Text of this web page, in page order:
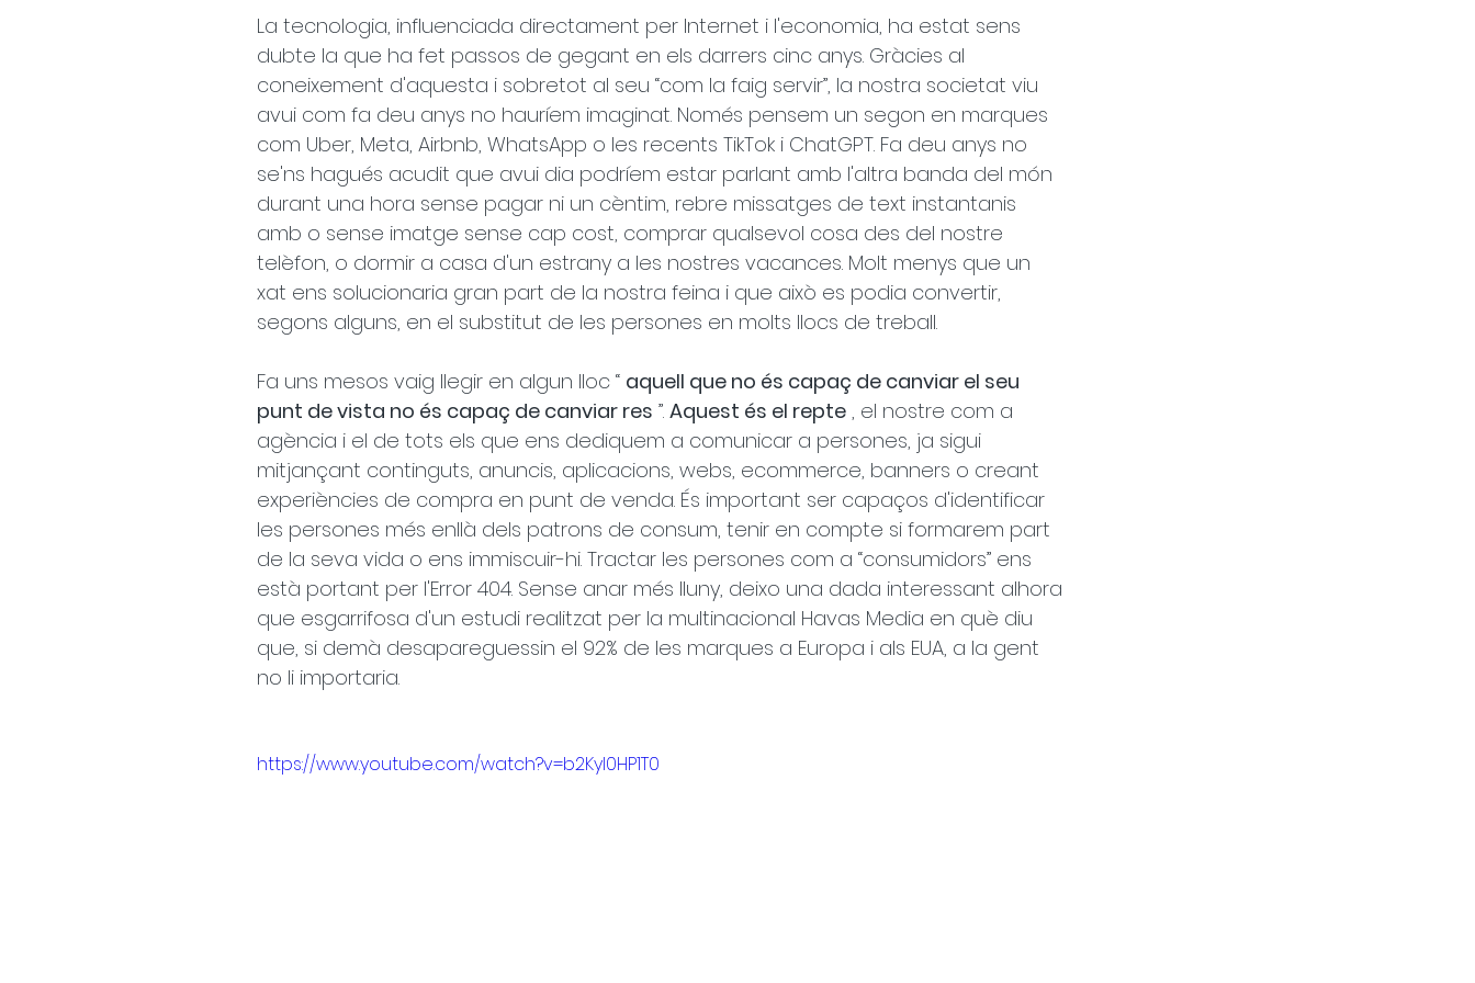
La tecnologia, influenciada directament per Internet i l'economia, ha estat sens
dubte la que ha fet passos de gegant en els darrers cinc anys. Gràcies al
coneixement d'aquesta i sobretot al seu “com la faig servir”, la nostra societat viu
avui com fa deu anys no hauríem imaginat. Només pensem un segon en marques
com Uber, Meta, Airbnb, WhatsApp o les recents TikTok i ChatGPT. Fa deu anys no
se'ns hagués acudit que avui dia podríem estar parlant amb l'altra banda del món
durant una hora sense pagar ni un cèntim, rebre missatges de text instantanis
amb o sense imatge sense cap cost, comprar qualsevol cosa des del nostre
telèfon, o dormir a casa d'un estrany a les nostres vacances. Molt menys que un
xat ens solucionaria gran part de la nostra feina i que això es podia convertir,
segons alguns, en el substitut de les persones en molts llocs de treball.
Fa uns mesos vaig llegir en algun lloc “ aquell que no és capaç de canviar el seu
punt de vista no és capaç de canviar res ”. Aquest és el repte , el nostre com a
agència i el de tots els que ens dediquem a comunicar a persones, ja sigui
mitjançant continguts, anuncis, aplicacions, webs, ecommerce, banners o creant
experiències de compra en punt de venda. És important ser capaços d'identificar
les persones més enllà dels patrons de consum, tenir en compte si formarem part
de la seva vida o ens immiscuir-hi. Tractar les persones com a “consumidors” ens
està portant per l'Error 404. Sense anar més lluny, deixo una dada interessant alhora
que esgarrifosa d'un estudi realitzat per la multinacional Havas Media en què diu
que, si demà desapareguessin el 92% de les marques a Europa i als EUA, a la gent
no li importaria.
https://www.youtube.com/watch?v=b2Kyl0HP1T0